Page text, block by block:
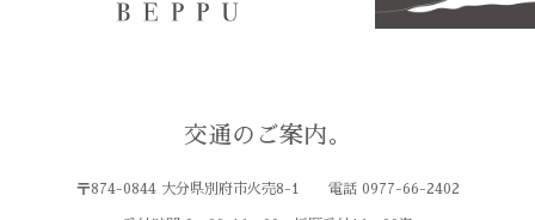
交通のご案内。
〒874-0844 大分県別府市火売8-1 電話 0977-66-2402